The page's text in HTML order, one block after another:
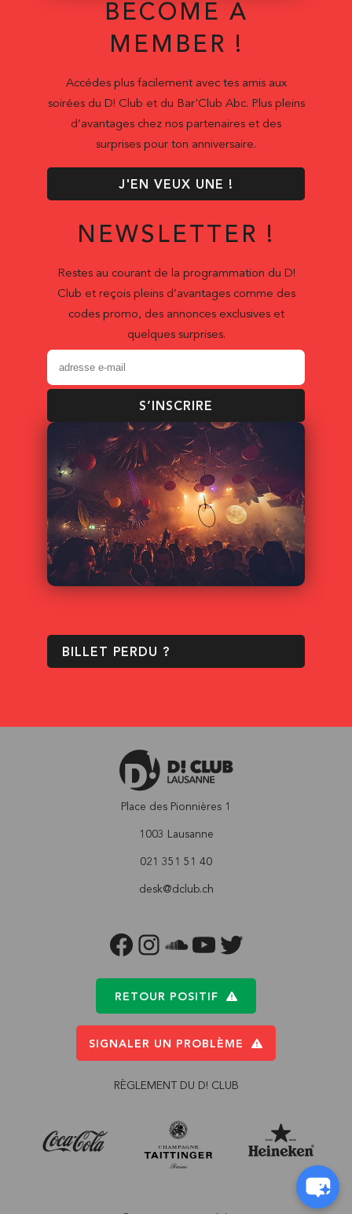
BECOME A
MEMBER !
Accédes plus facilement avec tes amis aux
soirées du D! Club et du Bar'Club Abc. Plus pleins
d’avantages chez nos partenaires et des
surprises pour ton anniversaire.
J'EN VEUX UNE !
NEWSLETTER !
Restes au courant de la programmation du D!
Club et reçois pleins d’avantages comme des
codes promo, des annonces exclusives et
quelques surprises.
S’INSCRIRE
BILLET PERDU ?
Place des Pionnières 1
1003 Lausanne
021 351 51 40
desk@dclub.ch
FACEBOOKINSTAGRAM
SOUNDCLOUD
YOUTUBETWITTER
RETOUR POSITIF
SIGNALER UN PROBLÈME
RÈGLEMENT DU D! CLUB